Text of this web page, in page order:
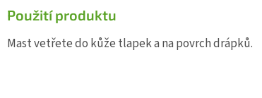
Použití produktu
Mast vetřete do kůže tlapek a na povrch drápků.